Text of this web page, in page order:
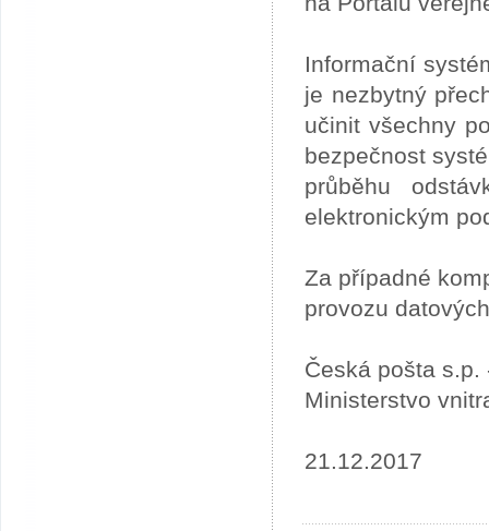
Informační
je nezbytný
učinit všechny
bezpečnost
průběhu
elektronickým
Za případné
provozu
Česká pošta s.p.
Ministerstvo
21.12.2017